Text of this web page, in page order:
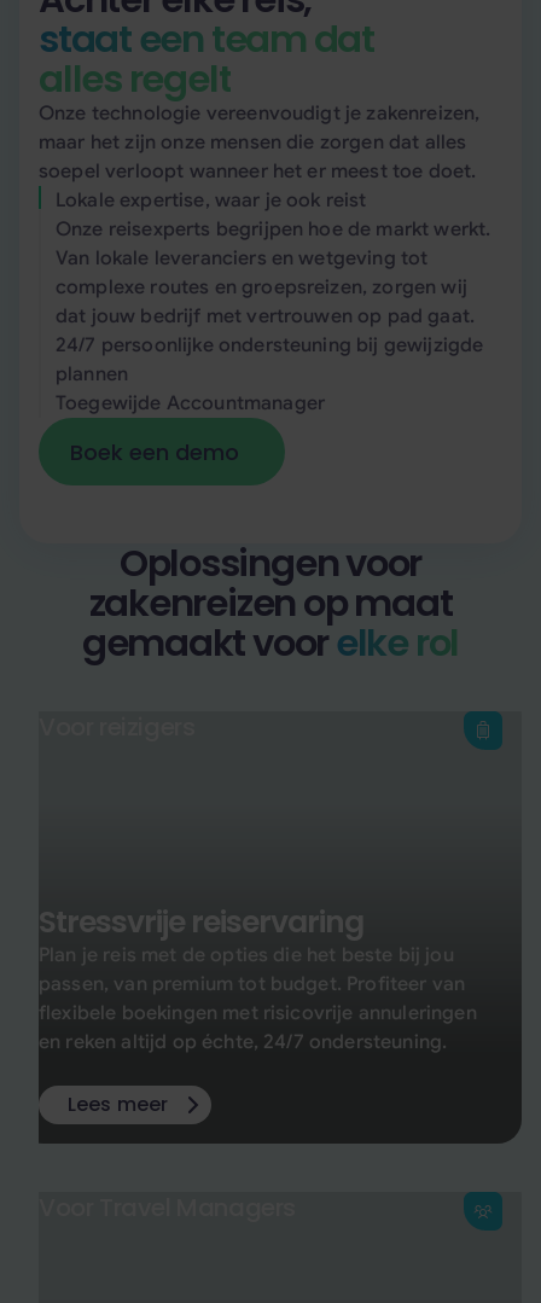
staat een team dat
alles regelt
Onze technologie vereenvoudigt je zakenreizen,
maar het zijn onze mensen die zorgen dat alles
soepel verloopt wanneer het er meest toe doet.
Lokale expertise, waar je ook reist
Onze reisexperts begrijpen hoe de markt werkt.
Van lokale leveranciers en wetgeving tot
complexe routes en groepsreizen, zorgen wij
dat jouw bedrijf met vertrouwen op pad gaat.
24/7 persoonlijke ondersteuning bij gewijzigde
plannen
Toegewijde Accountmanager
Boek een demo
Boek een demo
Oplossingen voor
zakenreizen op maat
gemaakt voorelke rol
Stressvrije reiservaring
Plan je reis met de opties die het beste bij jou
passen, van premium tot budget. Profiteer van
flexibele boekingen met risicovrije annuleringen
en reken altijd op échte, 24/7 ondersteuning.
Lees meer